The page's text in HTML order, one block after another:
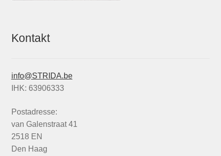
Kontakt
info@STRIDA.be
IHK: 63906333
Postadresse:
van Galenstraat 41
2518 EN
Den Haag